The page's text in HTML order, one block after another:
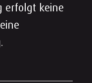
erfolgt keine